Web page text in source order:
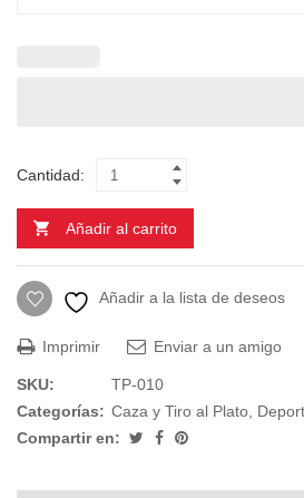
Cantidad:
Añadir al carrito
Añadir a la lista de deseos
Imprimir Enviar a un amigo
SKU:
TP-010
Categorías: Caza y Tiro al Plato,
Compartir en: